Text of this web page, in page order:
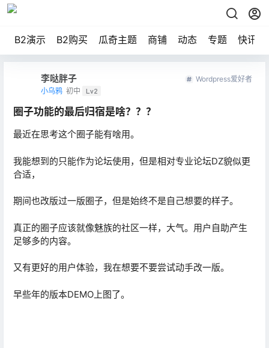
B2演示 B2购买 瓜奇主题 商铺 动态 专题 快讯
李哒胖子
小乌鸦 初中 Lv2
Wordpress爱好者
圈子功能的最后归宿是啥？？？
最近在思考这个圈子能有啥用。
我能想到的只能作为论坛使用，但是相对专业论坛DZ貌似更
合适，
期间也改版过一版圈子，但是始终不是自己想要的样子。
真正的圈子应该就像魅族的社区一样，大气。用户自助产生
足够多的内容。
又有更好的用户体验，我在想要不要尝试动手改一版。
早些年的版本DEMO上图了。